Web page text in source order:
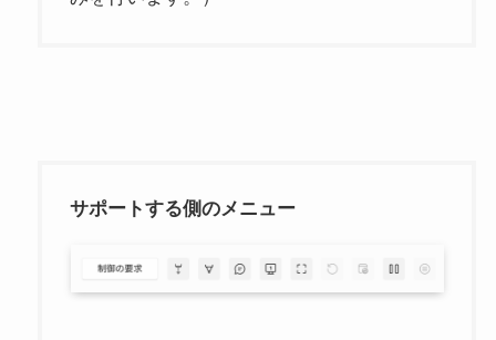
サポートする側のメニュー